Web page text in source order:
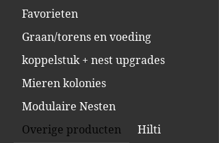
Favorieten
Graan/torens en voeding
koppelstuk + nest upgrades
Mieren kolonies
Modulaire Nesten
Overige producten
Hilti